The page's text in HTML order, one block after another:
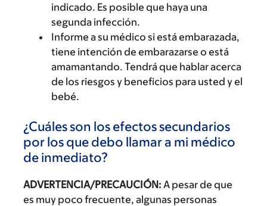
indicado. Es posible que haya una
segunda infección.
Informe a su médico si está embarazada,
tiene intención de embarazarse o está
amamantando. Tendrá que hablar acerca
de los riesgos y beneficios para usted y el
bebé.
¿Cuáles son los efectos secundarios
por los que debo llamar a mi médico
de inmediato?
ADVERTENCIA/PRECAUCIÓN: A pesar de que
es muy poco frecuente, algunas personas